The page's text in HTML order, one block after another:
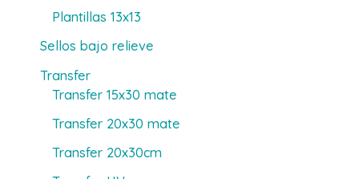
Plantillas 13x13
Sellos bajo relieve
Transfer
Transfer 15x30 mate
Transfer 20x30 mate
Transfer 20x30cm